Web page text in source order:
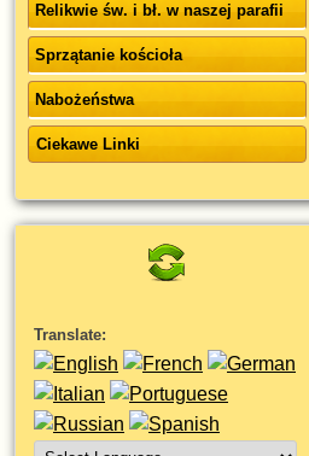
Relikwie św. i bł. w naszej parafii
Sprzątanie kościoła
Nabożeństwa
Ciekawe Linki
Translate: